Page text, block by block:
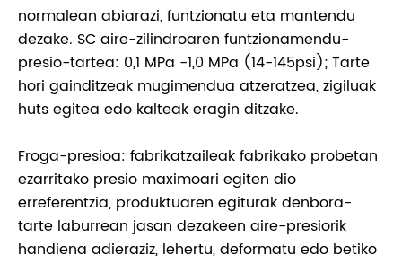
normalean abiarazi, funtzionatu eta mantendu
dezake. SC aire-zilindroaren funtzionamendu-
presio-tartea: 0,1 MPa -1,0 MPa (14-145psi); Tarte
hori gainditzeak mugimendua atzeratzea, zigiluak
huts egitea edo kalteak eragin ditzake.
Froga-presioa: fabrikatzaileak fabrikako probetan
ezarritako presio maximoari egiten dio
erreferentzia, produktuaren egiturak denbora-
tarte laburrean jasan dezakeen aire-presiorik
handiena adieraziz, lehertu, deformatu edo betiko